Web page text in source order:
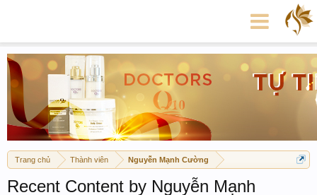
Trang chủ Thành viên Nguyễn Mạnh Cường
Recent Content by Nguyễn Mạnh